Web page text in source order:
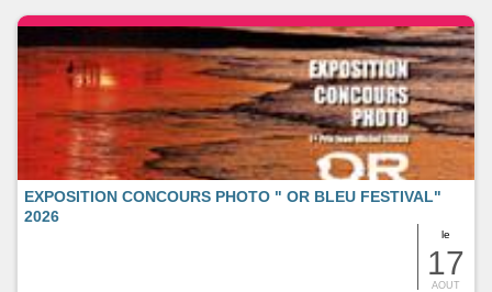
le
17
AOUT
EXPOSITION CONCOURS PHOTO " OR BLEU FESTIVAL"
2026